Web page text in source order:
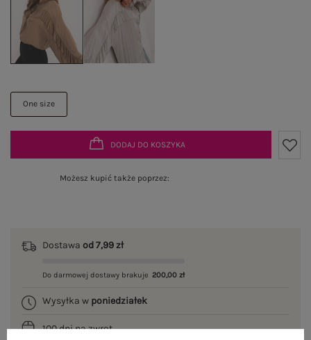
One size
DODAJ DO KOSZYKA
Możesz kupić także poprzez:
Dostawa od 7,99 zł
Do darmowej dostawy brakuje 200,00 zł
Wysyłka w poniedziałek
100 dni na zwrot